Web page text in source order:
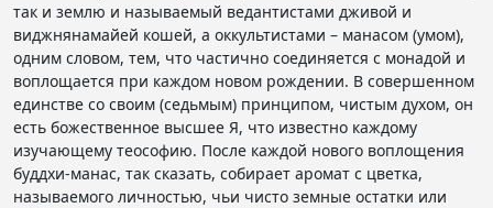
так и землю и называемый ведантистами дживой и
виджнянамайей кошей, а оккультистами – манасом (умом),
одним словом, тем, что частично соединяется с монадой и
воплощается при каждом новом рождении. В совершенном
единстве со своим (седьмым) принципом, чистым духом, он
есть божественное высшее Я, что известно каждому
изучающему теософию. После каждой нового воплощения
буддхи-манас, так сказать, собирает аромат с цветка,
называемого личностью, чьи чисто земные остатки или